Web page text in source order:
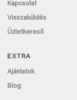
Kapcsolat
Visszaküldés
Üzletkereső
EXTRA
Ajánlatok
Blog